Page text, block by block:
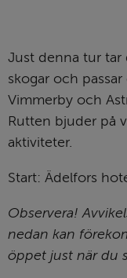
Just denna tur tar
skogar och
Vimmerby och
Rutten bjuder på
aktiviteter.
Start: Ädelfors
Observera!
nedan kan
öppet just när du